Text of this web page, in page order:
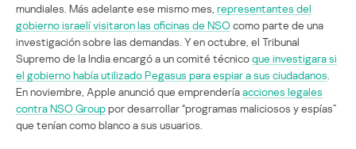
mundiales. Más adelante ese mismo mes, representantes del
gobierno israelí visitaron las oficinas de NSOcomo parte de una
investigación sobre las demandas. Y en octubre, el Tribunal
Supremo de la India encargó a un comité técnicoque investigara si
el gobierno había utilizado Pegasus para espiar a sus ciudadanos
En noviembre, Apple anunció que emprenderíaacciones legales
contra NSO Grouppor desarrollar “programas maliciosos y espías”
que tenían como blanco a sus usuarios.